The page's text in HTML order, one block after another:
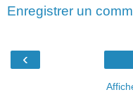
Enregistrer un
‹